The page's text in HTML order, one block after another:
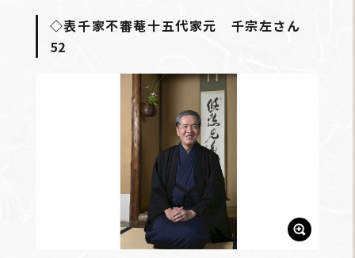
◇表千家不審菴十五代家元 千宗左さん
52